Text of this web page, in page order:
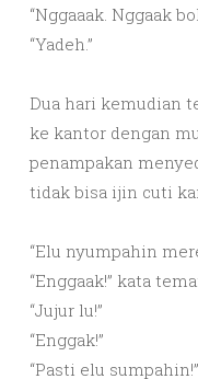
“Nggaaak. Nggaak
“Yadeh.”
Dua hari kemudian
ke kantor dengan
penampakan
tidak bisa ijin cuti
“Elu nyumpahin
“Enggaak!” kata
“Jujur lu!”
“Enggak!”
“Pasti elu sumpahin!”